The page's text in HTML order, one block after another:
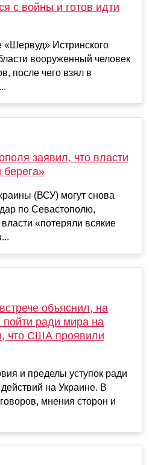
с войны и готов идти
«Шервуд» Истринского
вооруженный человек
после чего взял в
заявил, что власти
берега»
(ВСУ) могут снова
по Севастополю,
«потеряли всякие
объяснил, на
пойти ради мира на
что США проявили
и пределы уступок ради
на Украине. В
мнения сторон и